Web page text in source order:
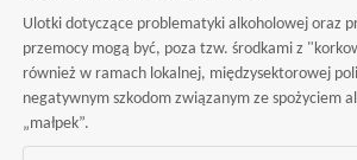
Ulotki dotyczące problematyki alkoholowej oraz
przemocy mogą być, poza tzw. środkami z
również w ramach lokalnej, międzysektorowej
negatywnym szkodom związanym ze spożyciem
„małpek”.